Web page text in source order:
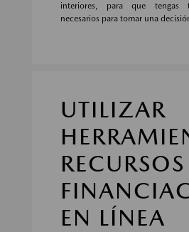
interiores, para que tengas
necesarios para tomar una
UTILIZAR
EN LÍNEA